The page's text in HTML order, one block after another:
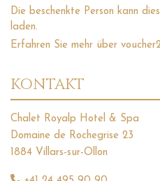
Die beschenkte Person kann
laden.
Erfahren Sie mehr über
KONTAKT
Chalet Royalp Hotel & Spa
Domaine de Rochegrise 23
1884 Villars-sur-Ollon